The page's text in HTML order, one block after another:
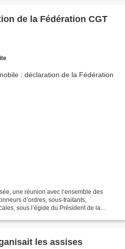
de la Fédération CGT
une réunion avec l’ensemble des
d’ordres, sous-traitants,
sous l’égide du Président de la
les assises